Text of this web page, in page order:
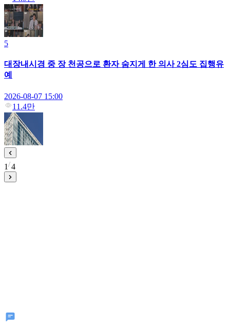
5
대장내시경 중 장 천공으로 환자 숨지게 한 의사 2심도 집행유
예
2026-08-07 15:00
11.4만
1 4